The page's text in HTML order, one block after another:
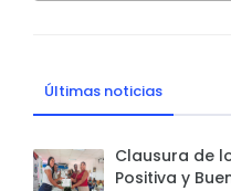
Últimas noticias
Clausura de
Positiva y